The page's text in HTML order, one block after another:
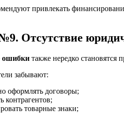
привлекать
Отсутствие
ошибки также нередко становятся
забывают:
оформлять договоры;
контрагентов;
товарные знаки;